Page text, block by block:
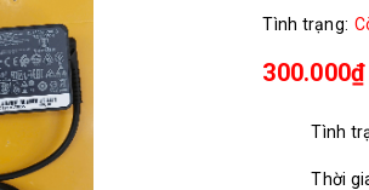
Tình trạng:
300.000₫
Tình
Thời